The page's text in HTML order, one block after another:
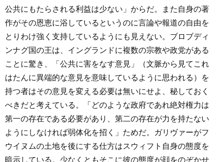
公共にもたらされる利益は少ない」からだ。また自身の著
作がその恩恵に浴しているというのに言論や報道の自由を
とりわけ強く支持しているようにも見えない。ブロブディ
ンナグ国の王は、イングランドに複数の宗教や政党がある
ことに驚き、「公共に害をなす意見」（文脈から見てこれ
はたんに異端的な意見を意味しているように思われる）を
持つ者はその意見を変える必要は無いにせよ、秘しておく
べきだと考えている。「どのような政府であれ絶対権力は
第一の存在である必要があり、第二の存在が力を持たない
ようにしなければ弱体化を招く」ためだ。ガリヴァーがフ
ウイヌムの土地を後にする仕方はスウィフト自身の態度を
暗示している。少なくともそこに彼の態度が顔をのぞかせ